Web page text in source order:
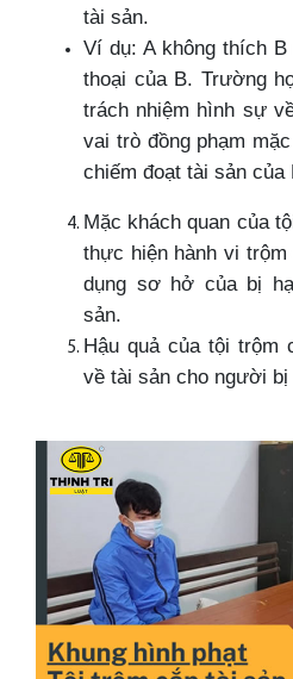
tài sản.
Ví dụ: A không thích
thoại của B. Trường
trách nhiệm hình sự
vai trò đồng phạm
chiếm đoạt tài sản của
Mặc khách quan của
thực hiện hành vi
dụng sơ hở của bị
sản.
Hậu quả của tội trộm
về tài sản cho người bị